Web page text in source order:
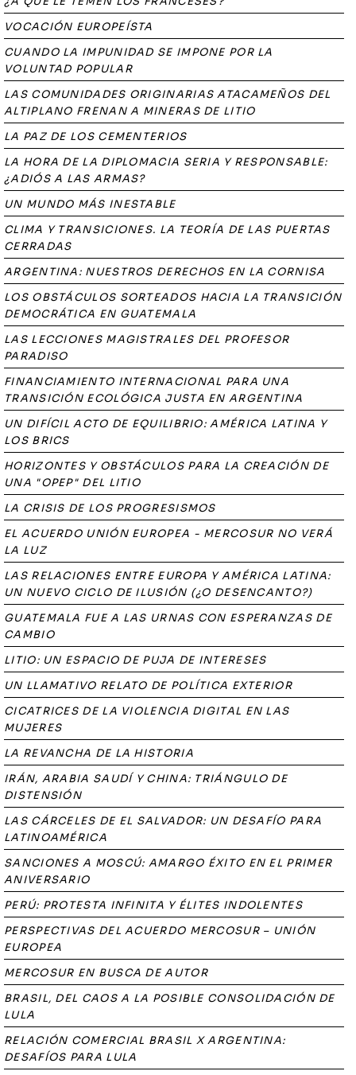
VOCACIÓN EUROPEÍSTA
CUANDO LA IMPUNIDAD SE IMPONE POR LA
VOLUNTAD POPULAR
LAS COMUNIDADES ORIGINARIAS ATACAMEÑOS DEL
ALTIPLANO FRENAN A MINERAS DE LITIO
LA PAZ DE LOS CEMENTERIOS
LA HORA DE LA DIPLOMACIA SERIA Y RESPONSABLE:
¿ADIÓS A LAS ARMAS?
UN MUNDO MÁS INESTABLE
CLIMA Y TRANSICIONES. LA TEORÍA DE LAS PUERTAS
CERRADAS
ARGENTINA: NUESTROS DERECHOS EN LA CORNISA
LOS OBSTÁCULOS SORTEADOS HACIA LA TRANSICIÓN
DEMOCRÁTICA EN GUATEMALA
LAS LECCIONES MAGISTRALES DEL PROFESOR
PARADISO
FINANCIAMIENTO INTERNACIONAL PARA UNA
TRANSICIÓN ECOLÓGICA JUSTA EN ARGENTINA
UN DIFÍCIL ACTO DE EQUILIBRIO: AMÉRICA LATINA Y
LOS BRICS
HORIZONTES Y OBSTÁCULOS PARA LA CREACIÓN DE
UNA "OPEP" DEL LITIO
LA CRISIS DE LOS PROGRESISMOS
EL ACUERDO UNIÓN EUROPEA - MERCOSUR NO VERÁ
LA LUZ
LAS RELACIONES ENTRE EUROPA Y AMÉRICA LATINA:
UN NUEVO CICLO DE ILUSIÓN (¿O DESENCANTO?)
GUATEMALA FUE A LAS URNAS CON ESPERANZAS DE
CAMBIO
LITIO: UN ESPACIO DE PUJA DE INTERESES
UN LLAMATIVO RELATO DE POLÍTICA EXTERIOR
CICATRICES DE LA VIOLENCIA DIGITAL EN LAS
MUJERES
LA REVANCHA DE LA HISTORIA
IRÁN, ARABIA SAUDÍ Y CHINA: TRIÁNGULO DE
DISTENSIÓN
LAS CÁRCELES DE EL SALVADOR: UN DESAFÍO PARA
LATINOAMÉRICA
SANCIONES A MOSCÚ: AMARGO ÉXITO EN EL PRIMER
ANIVERSARIO
PERÚ: PROTESTA INFINITA Y ÉLITES INDOLENTES
PERSPECTIVAS DEL ACUERDO MERCOSUR – UNIÓN
EUROPEA
MERCOSUR EN BUSCA DE AUTOR
BRASIL, DEL CAOS A LA POSIBLE CONSOLIDACIÓN DE
LULA
RELACIÓN COMERCIAL BRASIL X ARGENTINA:
DESAFÍOS PARA LULA